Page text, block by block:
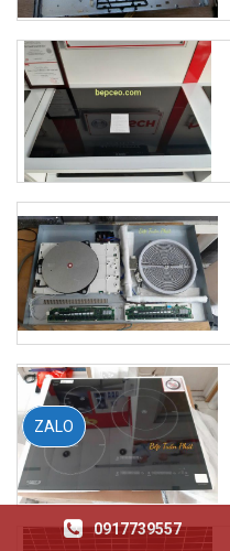
0917739557
ZALO